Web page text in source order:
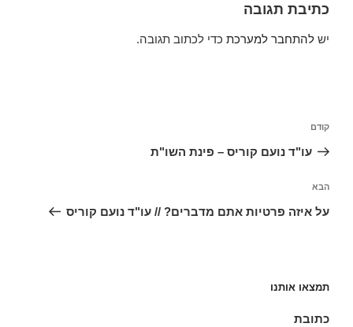
כתיבת תגובה
יש להתחבר למערכת כדי לכתוב תגובה.
הפוסט
הקודם
קודם
עו"ד נועם קוריס – פינת השו"ת
הפוסט
הבא
הבא
על איזה פרטיות אתם מדברים? // עו"ד נועם קוריס
תמצאו אותנו
כתובת